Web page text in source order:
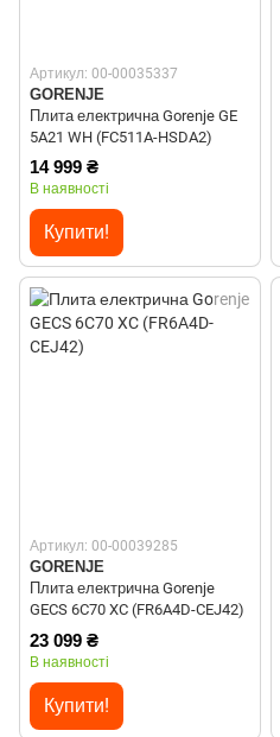
Артикул: 00-00035337
GORENJE
Плита електрична Gorenje GE
5A21 WH (FC511A-HSDA2)
14 999 ₴
В наявності
Купити!
Артикул: 00-00039285
GORENJE
Плита електрична Gorenje
GECS 6C70 XC (FR6A4D-CEJ42)
23 099 ₴
В наявності
Купити!